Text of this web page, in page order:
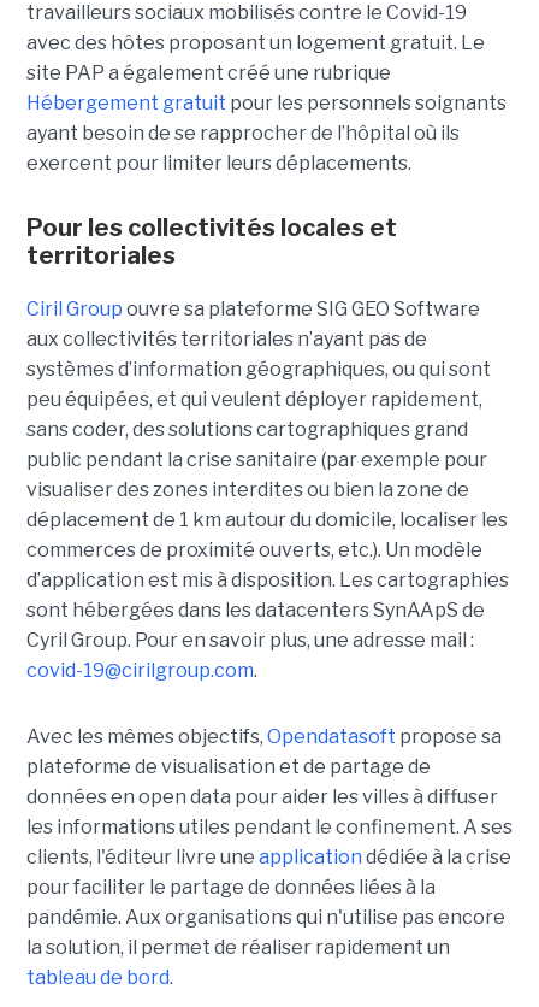
travailleurs sociaux mobilisés contre le Covid-19
avec des hôtes proposant un logement gratuit. Le
site PAP a également créé une rubrique
Hébergement gratuit pour les personnels soignants
ayant besoin de se rapprocher de l’hôpital où ils
exercent pour limiter leurs déplacements.
Pour les collectivités locales et
territoriales
Ciril Group ouvre sa plateforme SIG GEO Software
aux collectivités territoriales n’ayant pas de
systèmes d’information géographiques, ou qui sont
peu équipées, et qui veulent déployer rapidement,
sans coder, des solutions cartographiques grand
public pendant la crise sanitaire (par exemple pour
visualiser des zones interdites ou bien la zone de
déplacement de 1 km autour du domicile, localiser les
commerces de proximité ouverts, etc.). Un modèle
d’application est mis à disposition. Les cartographies
sont hébergées dans les datacenters SynAApS de
Cyril Group. Pour en savoir plus, une adresse mail :
covid-19@cirilgroup.com.
Avec les mêmes objectifs, Opendatasoft propose sa
plateforme de visualisation et de partage de
données en open data pour aider les villes à diffuser
les informations utiles pendant le confinement. A ses
clients, l'éditeur livre une application dédiée à la crise
pour faciliter le partage de données liées à la
pandémie. Aux organisations qui n'utilise pas encore
la solution, il permet de réaliser rapidement un
tableau de bord.